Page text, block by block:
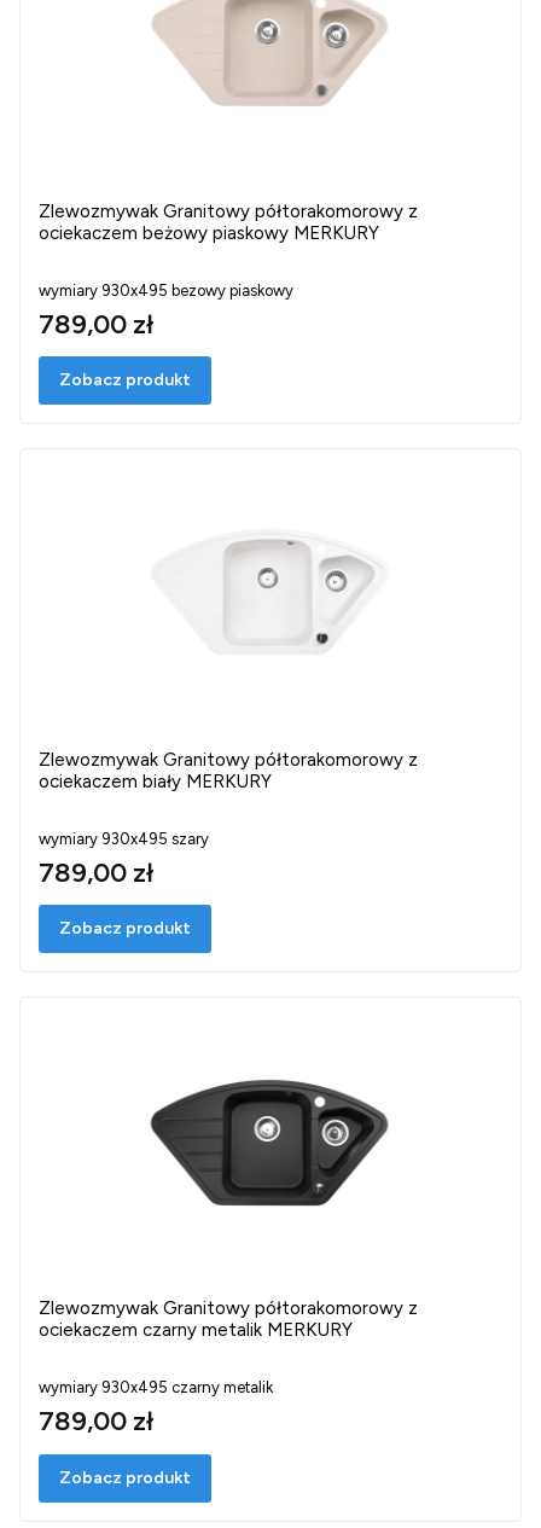
Zlewozmywak Granitowy półtorakomorowy z
ociekaczem beżowy piaskowy MERKURY
wymiary 930x495 bezowy piaskowy
789,00 zł
Zobacz produkt
Zlewozmywak Granitowy półtorakomorowy z
ociekaczem biały MERKURY
wymiary 930x495 szary
789,00 zł
Zobacz produkt
Zlewozmywak Granitowy półtorakomorowy z
ociekaczem czarny metalik MERKURY
wymiary 930x495 czarny metalik
789,00 zł
Zobacz produkt